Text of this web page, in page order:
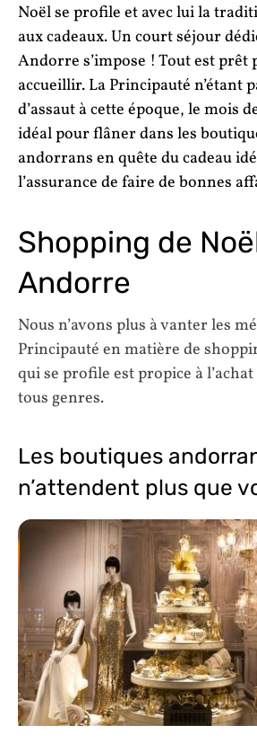
Noël se profile et avec lui la
aux cadeaux. Un court séjour
Andorre s’impose ! Tout est prêt
accueillir. La Principauté n’étant
d’assaut à cette époque, le mois
idéal pour flâner dans les
andorrans en quête du cadeau
l’assurance de faire de bonnes
Shopping de
Andorre
Nous n’avons plus à vanter les
Principauté en matière de
qui se profile est propice à l’achat
tous genres.
Les boutiques
n’attendent plus que